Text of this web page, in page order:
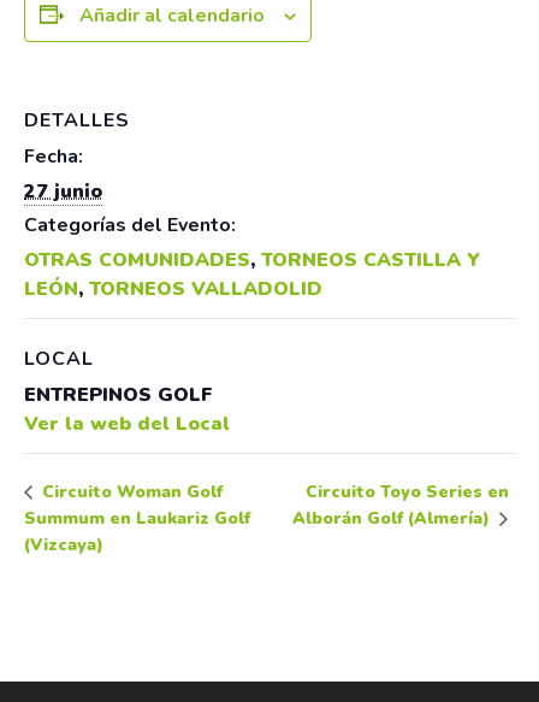
Añadir al calendario
DETALLES
Fecha:
27 junio
Categorías del Evento:
OTRAS COMUNIDADES, TORNEOS CASTILLA Y
LEÓN, TORNEOS VALLADOLID
LOCAL
ENTREPINOS GOLF
Ver la web del Local
Circuito Woman Golf
Summum en Laukariz Golf
(Vizcaya)
Circuito Toyo Series en
Alborán Golf (Almería)